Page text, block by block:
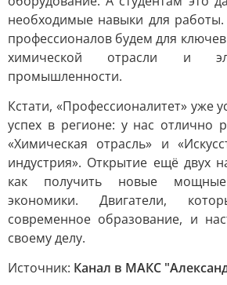
необходимые навыки для
профессионалов будем для
химической отрасли и
промышленности.
Кстати, «Профессионалитет» уже
успех в регионе: у нас отлично
«Химическая отрасль» и
индустрия». Открытие ещё двух
как получить новые
экономики. Двигатели,
современное образование, и
своему делу.
Источник: Канал в МАКС